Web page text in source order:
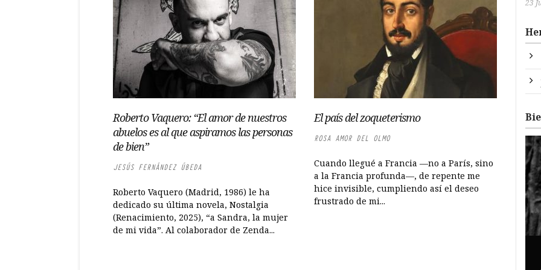
Roberto Vaquero: “El amor de nuestros
abuelos es al que aspiramos las personas
de bien”
JESÚS FERNÁNDEZ ÚBEDA
Roberto Vaquero (Madrid, 1986) le ha
dedicado su última novela, Nostalgia
(Renacimiento, 2025), “a Sandra, la mujer
de mi vida”. Al colaborador de Zenda...
El país del zoqueterismo
ROSA AMOR DEL OLMO
Cuando llegué a Francia —no a París, sino
a la Francia profunda—, de repente me
hice invisible, cumpliendo así el deseo
frustrado de mi...
23